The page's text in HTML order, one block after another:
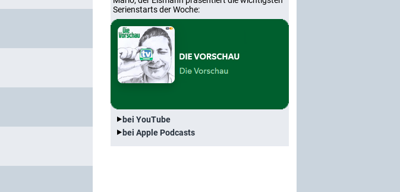
Serienstarts der Woche:
bei YouTube
bei Apple Podcasts